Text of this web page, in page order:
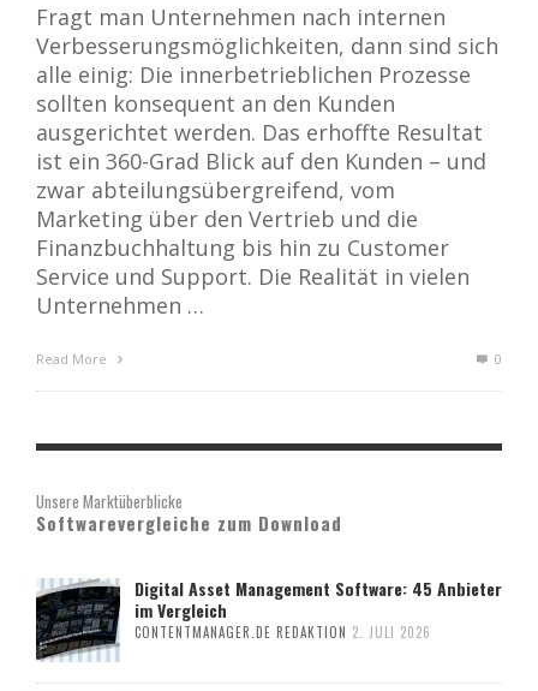
Fragt man Unternehmen nach internen
Verbesserungsmöglichkeiten, dann sind sich
alle einig: Die innerbetrieblichen Prozesse
sollten konsequent an den Kunden
ausgerichtet werden. Das erhoffte Resultat
ist ein 360-Grad Blick auf den Kunden – und
zwar abteilungsübergreifend, vom
Marketing über den Vertrieb und die
Finanzbuchhaltung bis hin zu Customer
Service und Support. Die Realität in vielen
Unternehmen …
Read More 0
Unsere Marktüberblicke
Softwarevergleiche zum Download
Digital Asset Management Software: 45 Anbieter
im Vergleich
CONTENTMANAGER.DE REDAKTION 2. JULI 2026